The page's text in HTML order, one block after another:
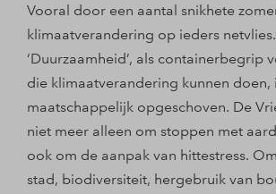
Vooral door een aantal snikhete
klimaatverandering op ieders netvlies.
‘Duurzaamheid’, als containerbegrip
die klimaatverandering kunnen doen,
maatschappelijk opgeschoven. De
niet meer alleen om stoppen met
ook om de aanpak van hittestress.
stad, biodiversiteit, hergebruik van